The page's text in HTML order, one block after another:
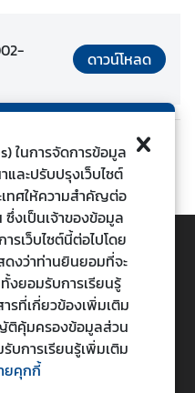
ดาวน์โหลด
ถัดไป
เขตราชเทวี
ในการจัดการข้อมูล
ละปรับปรุงเว็บไซต์
เทศให้ความสำคัญต่อ
งเป็นเจ้าของข้อมูล
รเว็บไซต์นี้ต่อไปโดย
ดงว่าท่านยินยอมที่จะ
งยอมรับการเรียนรู้
รที่เกี่ยวข้องเพิ่มเติม
ติคุ้มครองข้อมูลส่วน
บการเรียนรู้เพิ่มเติม
ยคุกกี้